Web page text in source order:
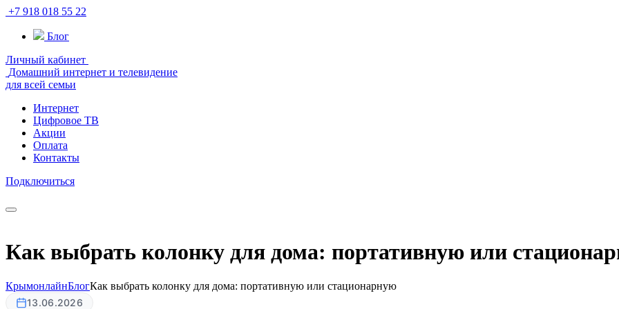
+7 918 018 55 22
Блог
Личный кабинет
Домашний интернет и телевидение
для всей семьи
Интернет
Цифровое ТВ
Акции
Оплата
Контакты
Подключиться
Как выбрать колонку для дома: портативную или
КрымонлайнБлогКак выбрать колонку для дома: портативную или стационарную
13.06.2026